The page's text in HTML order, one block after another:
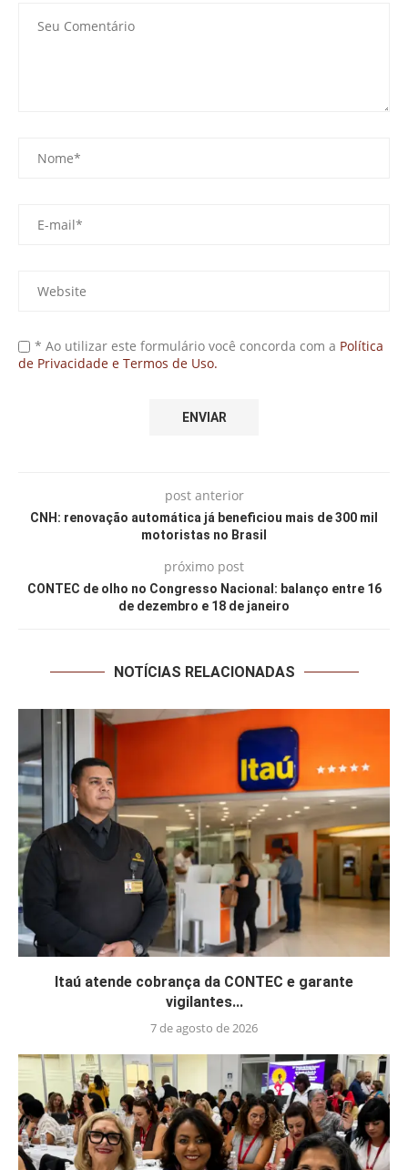
* Ao utilizar este formulário você concorda com a Política
de Privacidade e Termos de Uso.
post anterior
CNH: renovação automática já beneficiou mais de 300 mil
motoristas no Brasil
próximo post
CONTEC de olho no Congresso Nacional: balanço entre 16
de dezembro e 18 de janeiro
NOTÍCIAS RELACIONADAS
Itaú atende cobrança da CONTEC e garante
vigilantes...
7 de agosto de 2026